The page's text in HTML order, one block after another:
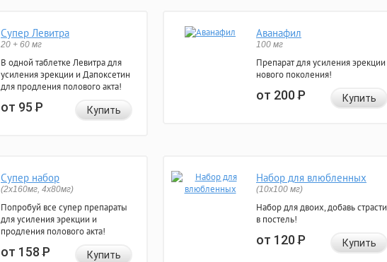
Супер Левитра
20 + 60 мг
В одной таблетке Левитра для
усиления эрекции и Дапоксетин
для продления полового акта!
от 95Р Купить
Аванафил
100 мг
Препарат для усиления эрекции
нового поколения!
от 200Р Купить
Супер набор
(2х160мг, 4х80мг)
Попробуй все супер препараты
для усиления эрекции и
продления полового акта!
от 158Р Купить
Набор для влюбленных
(10х100 мг)
Набор для двоих, добавь страсти
в постель!
от 120Р Купить